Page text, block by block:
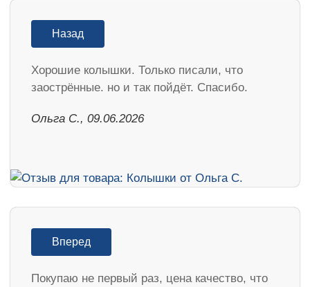
Назад
Хорошие колышки. Только писали, что
заострённые. но и так пойдёт. Спасибо.
Ольга С., 09.06.2026
Вперед
Покупаю не первый раз, цена качество, что